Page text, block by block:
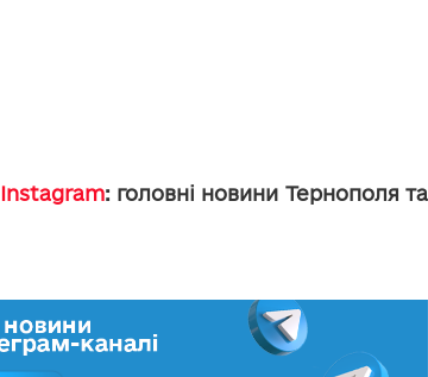
Instagram: головні новини Тернополя та